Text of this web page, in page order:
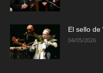
El sello de
04/05/2026